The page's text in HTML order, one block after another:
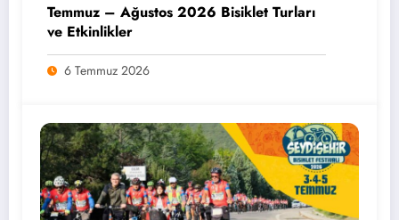
Temmuz – Ağustos 2026 Bisiklet Turları
ve Etkinlikler
6 Temmuz 2026